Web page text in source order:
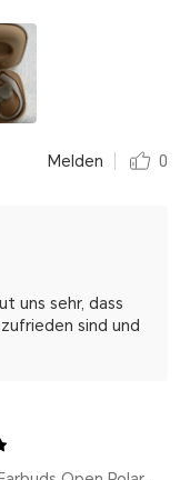
Melden 0
uns sehr, dass
sind und